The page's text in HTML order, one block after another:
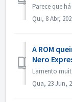
Qui, 8 Abr,
A ROM
Nero
Qua, 23 Jun,